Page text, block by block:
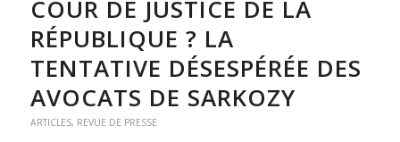
COUR DE JUSTICE DE LA
RÉPUBLIQUE ? LA
TENTATIVE DÉSESPÉRÉE DES
AVOCATS DE SARKOZY
ARTICLES, REVUE DE PRESSE